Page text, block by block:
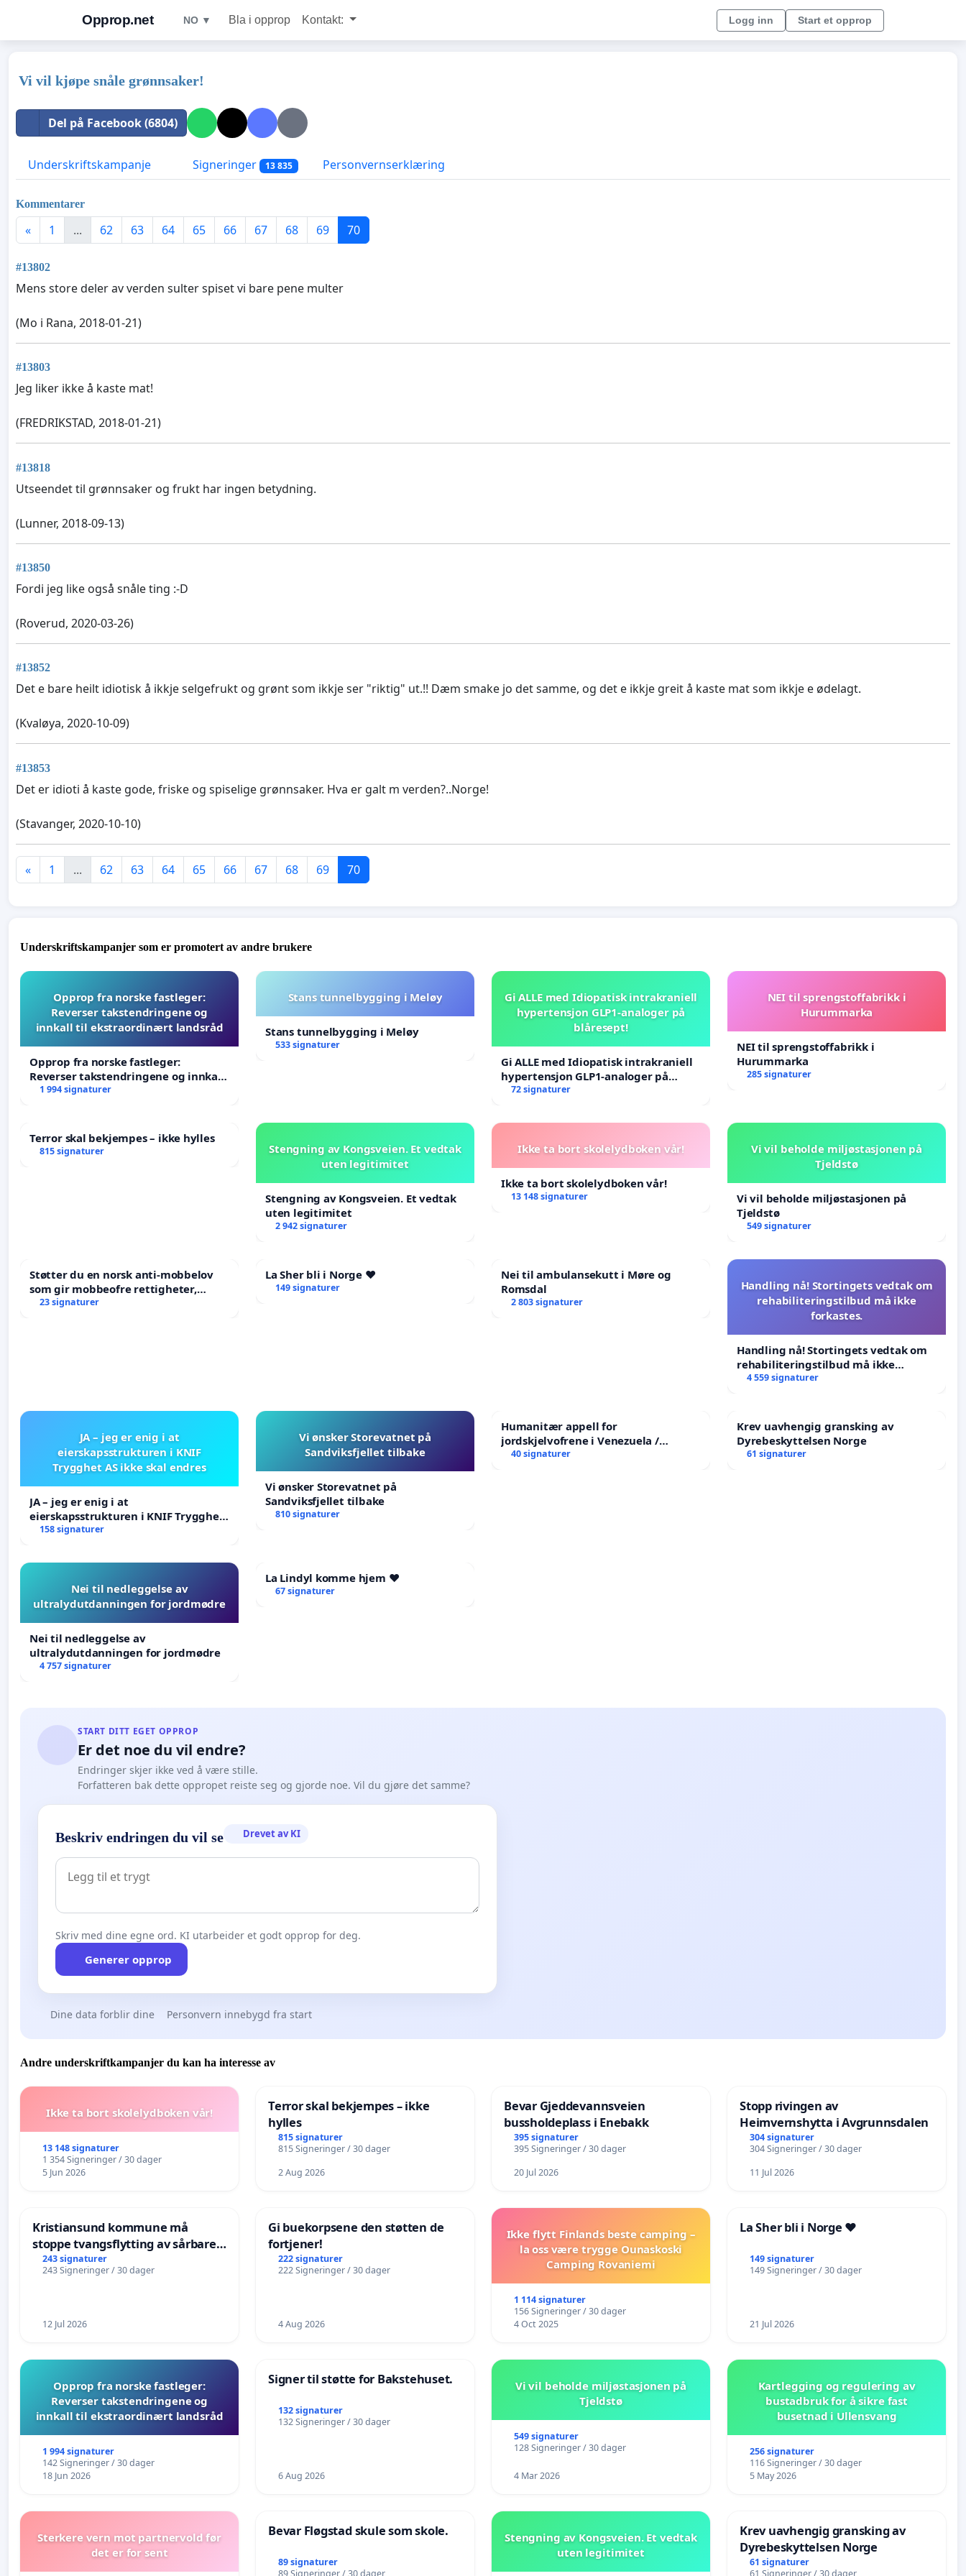
Opprop.net NO ▼ Bla i opprop Kontakt: Logg inn Start et opprop
Vi vil kjøpe snåle grønnsaker!
Del på Facebook (6804)
Underskriftskampanje Signeringer 13 835 Personvernserklæring
Kommentarer
« 1 ... 62 63 64 65 66 67 68 69 70
#13802
Mens store deler av verden sulter spiset vi bare pene multer
(Mo i Rana, 2018-01-21)
#13803
Jeg liker ikke å kaste mat!
(FREDRIKSTAD, 2018-01-21)
#13818
Utseendet til grønnsaker og frukt har ingen betydning.
(Lunner, 2018-09-13)
#13850
Fordi jeg like også snåle ting :-D
(Roverud, 2020-03-26)
#13852
Det e bare heilt idiotisk å ikkje selgefrukt og grønt som ikkje ser "riktig" ut.!! Dæm smake jo det samme, og det e ikkje greit å kaste mat som ikkje e ødelagt.
(Kvaløya, 2020-10-09)
#13853
Det er idioti å kaste gode, friske og spiselige grønnsaker. Hva er galt m verden?..Norge!
(Stavanger, 2020-10-10)
« 1 ... 62 63 64 65 66 67 68 69 70
Underskriftskampanjer som er promotert av andre brukere
Opprop fra norske fastleger:
Reverser takstendringene og
innkall til ekstraordinært landsråd
Opprop fra norske fastleger:
Reverser takstendringene og innkall
til ekstraordinært landsråd
1 994 signaturer
Stans tunnelbygging i Meløy
Stans tunnelbygging i Meløy
533 signaturer
Gi ALLE med Idiopatisk intrakraniell
hypertensjon GLP1-analoger på
blåresept!
Gi ALLE med Idiopatisk intrakraniell
hypertensjon GLP1-analoger på
blåresept!
72 signaturer
NEI til sprengstoffabrikk i
Hurummarka
NEI til sprengstoffabrikk i
Hurummarka
285 signaturer
Terror skal bekjempes – ikke hylles
815 signaturer
Stengning av Kongsveien. Et vedtak
uten legitimitet
Stengning av Kongsveien. Et vedtak
uten legitimitet
2 942 signaturer
Ikke ta bort skolelydboken vår!
Ikke ta bort skolelydboken vår!
13 148 signaturer
Vi vil beholde miljøstasjonen på
Tjeldstø
Vi vil beholde miljøstasjonen på
Tjeldstø
549 signaturer
Støtter du en norsk anti-mobbelov
som gir mobbeofre rettigheter,
oppreisning og hjelp?
23 signaturer
La Sher bli i Norge ❤️
149 signaturer
Nei til ambulansekutt i Møre og
Romsdal
2 803 signaturer
Handling nå! Stortingets vedtak om
rehabiliteringstilbud må ikke
forkastes.
Handling nå! Stortingets vedtak om
rehabiliteringstilbud må ikke
forkastes.
4 559 signaturer
JA – jeg er enig i at
eierskapsstrukturen i KNIF
Trygghet AS ikke skal endres
JA – jeg er enig i at
eierskapsstrukturen i KNIF Trygghet
AS ikke skal endres
158 signaturer
Vi ønsker Storevatnet på
Sandviksfjellet tilbake
Vi ønsker Storevatnet på
Sandviksfjellet tilbake
810 signaturer
Humanitær appell for
jordskjelvofrene i Venezuela /
Humanitarian Appeal for the
40 signaturer
Krev uavhengig gransking av
Dyrebeskyttelsen Norge
61 signaturer
Nei til nedleggelse av
ultralydutdanningen for jordmødre
Nei til nedleggelse av
ultralydutdanningen for jordmødre
4 757 signaturer
La Lindyl komme hjem ❤️
67 signaturer
START DITT EGET OPPROP
Er det noe du vil endre?
Endringer skjer ikke ved å være stille.
Forfatteren bak dette oppropet reiste seg og gjorde noe. Vil du gjøre det samme?
Beskriv endringen du vil se Drevet av KI
Skriv med dine egne ord. KI utarbeider et godt opprop for deg.
Generer opprop
Dine data forblir dine Personvern innebygd fra start
Andre underskriftkampanjer du kan ha interesse av
Ikke ta bort skolelydboken vår!
13 148 signaturer
1 354 Signeringer / 30 dager
5 Jun 2026
Terror skal bekjempes – ikke
hylles
815 signaturer
815 Signeringer / 30 dager
2 Aug 2026
Bevar Gjeddevannsveien
bussholdeplass i Enebakk
395 signaturer
395 Signeringer / 30 dager
20 Jul 2026
Stopp rivingen av
Heimvernshytta i Avgrunnsdalen
304 signaturer
304 Signeringer / 30 dager
11 Jul 2026
Kristiansund kommune må
stoppe tvangsflytting av sårbare
eldre
243 signaturer
243 Signeringer / 30 dager
12 Jul 2026
Gi buekorpsene den støtten de
fortjener!
222 signaturer
222 Signeringer / 30 dager
4 Aug 2026
Ikke flytt Finlands beste camping –
la oss være trygge Ounaskoski
Camping Rovaniemi
1 114 signaturer
156 Signeringer / 30 dager
4 Oct 2025
La Sher bli i Norge ❤️
149 signaturer
149 Signeringer / 30 dager
21 Jul 2026
Opprop fra norske fastleger:
Reverser takstendringene og
innkall til ekstraordinært landsråd
1 994 signaturer
142 Signeringer / 30 dager
18 Jun 2026
Signer til støtte for Bakstehuset.
132 signaturer
132 Signeringer / 30 dager
6 Aug 2026
Vi vil beholde miljøstasjonen på
Tjeldstø
549 signaturer
128 Signeringer / 30 dager
4 Mar 2026
Kartlegging og regulering av
bustadbruk for å sikre fast
busetnad i Ullensvang
256 signaturer
116 Signeringer / 30 dager
5 May 2026
Sterkere vern mot partnervold før
det er for sent
Bevar Fløgstad skule som skole.
89 signaturer
Stengning av Kongsveien. Et vedtak
uten legitimitet
Krev uavhengig gransking av
Dyrebeskyttelsen Norge
61 signaturer